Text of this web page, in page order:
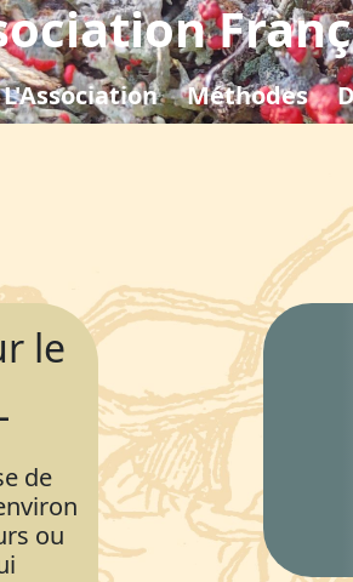
L'Association Méthodes
le
de
ou